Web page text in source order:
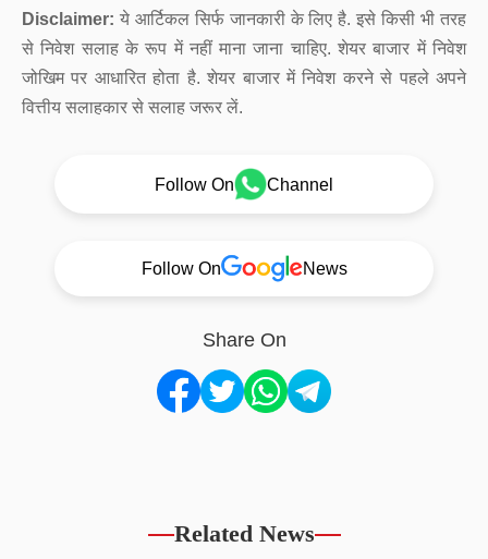
Disclaimer: ये आर्टिकल सिर्फ जानकारी के लिए है. इसे किसी भी तरह
से निवेश सलाह के रूप में नहीं माना जाना चाहिए. शेयर बाजार में निवेश
जोखिम पर आधारित होता है. शेयर बाजार में निवेश करने से पहले अपने
वित्तीय सलाहकार से सलाह जरूर लें.
Follow On Channel
Follow On News
Share On
Related News